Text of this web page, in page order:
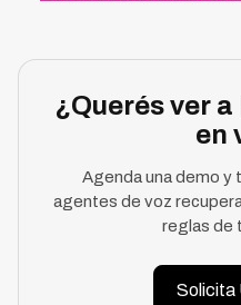
¿Querés ver
en
Agenda una demo y
agentes de voz
reglas de
Solicita